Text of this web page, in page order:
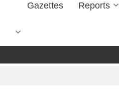
Gazettes Reports